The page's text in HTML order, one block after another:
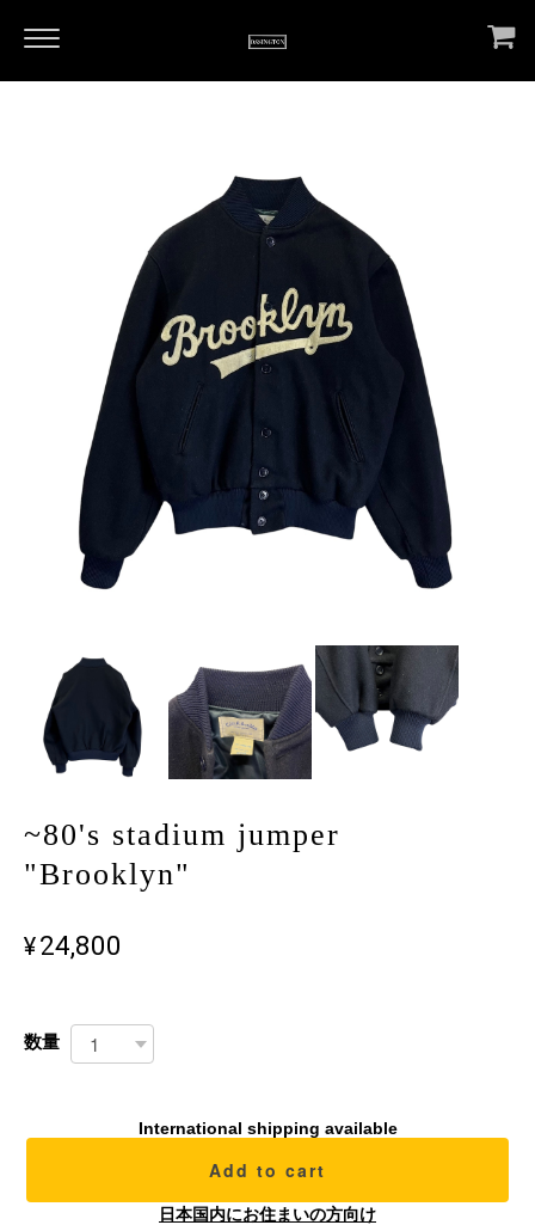
~80's stadium jumper
"Brooklyn"
¥24,800
数量
International shipping available
Add to cart
日本国内にお住まいの方向け